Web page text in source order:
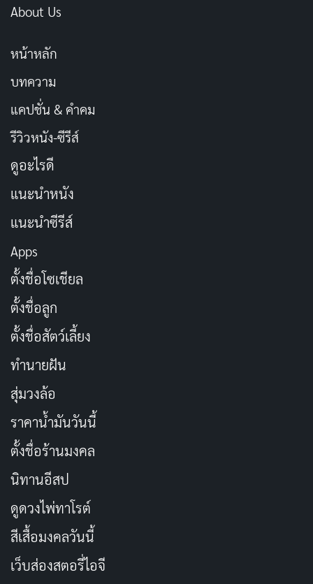
แต่คนยังมองเห็นคุณค่าทุกวัน
ถึงจะวางปากกาและตำรา
เกษียณคือการเริ่มต้นใหม่
พักกายใจให้สุขสมบูรณ์
ได้ทำสิ่งที่ใจเคยเกื้อกูล
About Us
หน้าหลัก
บทความ
แคปชั่น & คำคม
รีวิวหนัง-ซีรีส์
ดูอะไรดี
แนะนำหนัง
แนะนำซีรีส์
Apps
ตั้งชื่อโซเชียล
ตั้งชื่อลูก
ตั้งชื่อสัตว์เลี้ยง
ทำนายฝัน
สุ่มวงล้อ
ราคาน้ำมันวันนี้
ตั้งชื่อร้านมงคล
นิทานอีสป
ดูดวงไพ่ทาโรต์
สีเสื้อมงคลวันนี้
เว็บส่องสตอรี่ไอจี